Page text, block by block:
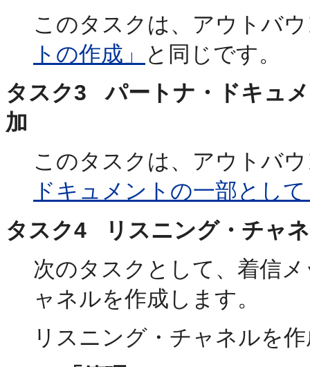
このタスクは、アウトバ
トの作成」
と同じです。
タスク3 パートナ・ドキュ
加
このタスクは、アウトバ
ドキュメントの一部とし
タスク4 リスニング・チャ
次のタスクとして、着信
ャネルを作成します。
リスニング・チャネルを